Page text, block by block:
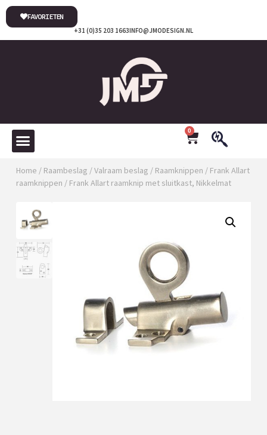
INFO@JMODESIGN.NL
+31 (0)35 203 1663
FAVORIETEN
0
Home / Raambeslag /Valraam beslag / Raamknippen / Frank Allart
raamknippen / Frank Allart raamknip met sluitkast, Nikkelmat